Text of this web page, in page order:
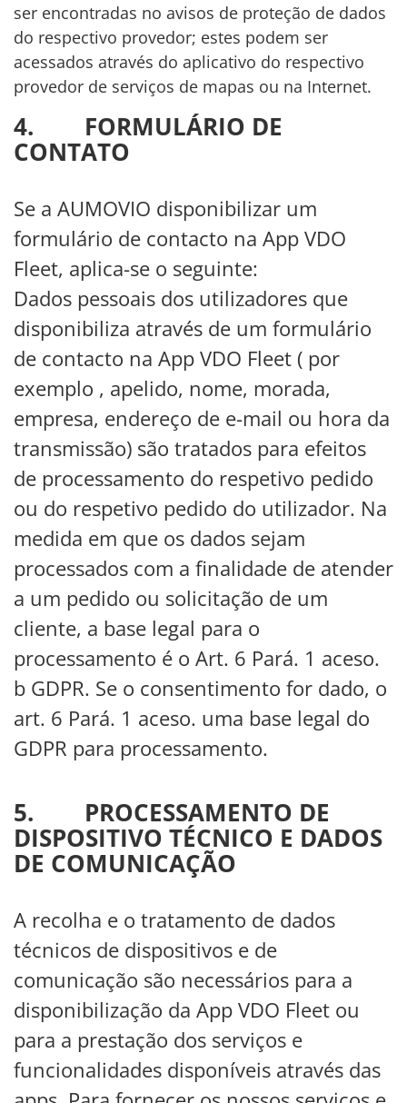
ser encontradas no avisos de proteção de dados
do respectivo provedor; estes podem ser
acessados através do aplicativo do respectivo
provedor de serviços de mapas ou na Internet.
4. FORMULÁRIO DE
CONTATO
Se a AUMOVIO disponibilizar um
formulário de contacto na App VDO
Fleet, aplica-se o seguinte:
Dados pessoais dos utilizadores que
disponibiliza através de um formulário
de contacto na App VDO Fleet ( por
exemplo , apelido, nome, morada,
empresa, endereço de e-mail ou hora da
transmissão) são tratados para efeitos
de processamento do respetivo pedido
ou do respetivo pedido do utilizador. Na
medida em que os dados sejam
processados com a finalidade de atender
a um pedido ou solicitação de um
cliente, a base legal para o
processamento é o Art. 6 Pará. 1 aceso.
b GDPR. Se o consentimento for dado, o
art. 6 Pará. 1 aceso. uma base legal do
GDPR para processamento.
5. PROCESSAMENTO DE
DISPOSITIVO TÉCNICO E DADOS
DE COMUNICAÇÃO
A recolha e o tratamento de dados
técnicos de dispositivos e de
comunicação são necessários para a
disponibilização da App VDO Fleet ou
para a prestação dos serviços e
funcionalidades disponíveis através das